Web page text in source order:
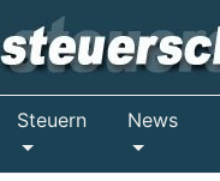
Steuern News